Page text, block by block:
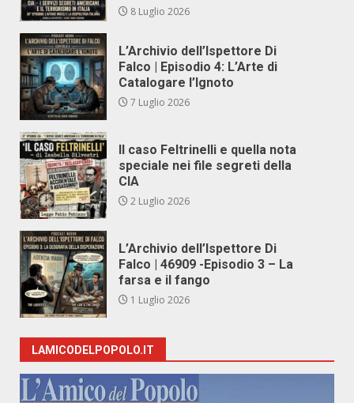
8 Luglio 2026
L’Archivio dell’Ispettore Di
Falco | Episodio 4: L’Arte di
Catalogare l’Ignoto
7 Luglio 2026
Il caso Feltrinelli e quella nota
speciale nei file segreti della
CIA
2 Luglio 2026
L’Archivio dell’Ispettore Di
Falco | 46909 -Episodio 3 – La
farsa e il fango
1 Luglio 2026
LAMICODELPOPOLO.IT